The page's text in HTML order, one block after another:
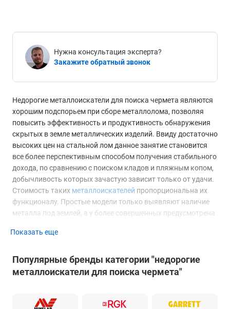
Нужна консультация эксперта?
Закажите обратный звонок
Недорогие металлоискатели для поиска чермета являются
хорошим подспорьем при сборе металлолома, позволяя
повысить эффективность и продуктивность обнаружения
скрытых в земле металлических изделий. Ввиду достаточно
высоких цен на стальной лом данное занятие становится
все более перспективным способом получения стабильного
дохода, по сравнению с поиском кладов и пляжным копом,
добычливость которых зачастую зависит только от удачи.
Стоимость таких металлоискателей пропорциональна их
функционалу. Простые модели только выявляют наличие
металла под землей, а у более совершенных предусмотрена
балансировки грунта, регулировки чувствительности,
Основные характеристики недорогих металлоискателей
Показать еще
Популярные бренды категории "недорогие
металлоискатели для поиска чермета"